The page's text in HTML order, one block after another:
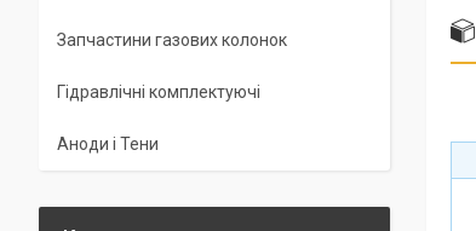
Запчастини газових колонок
Гідравлічні комплектуючі
Аноди і Тени